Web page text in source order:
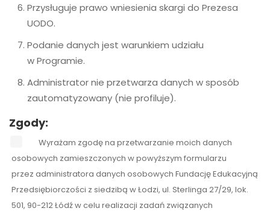
Przysługuje prawo wniesienia skargi do Prezesa
UODO.
Podanie danych jest warunkiem udziału
w Programie.
Administrator nie przetwarza danych w sposób
zautomatyzowany (nie profiluje).
Zgody:
Wyrażam zgodę na przetwarzanie moich danych
osobowych zamieszczonych w powyższym formularzu
przez administratora danych osobowych Fundację Edukacyjną
Przedsiębiorczości z siedzibą w Łodzi, ul. Sterlinga 27/29, lok.
501, 90-212 Łódź w celu realizacji zadań związanych